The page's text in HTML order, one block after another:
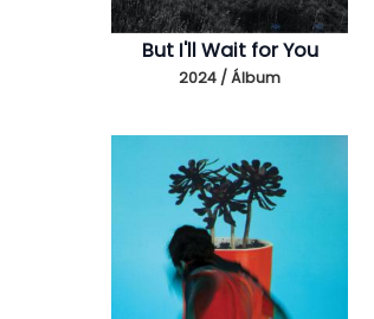
But I'll Wait for You
2024 / Álbum